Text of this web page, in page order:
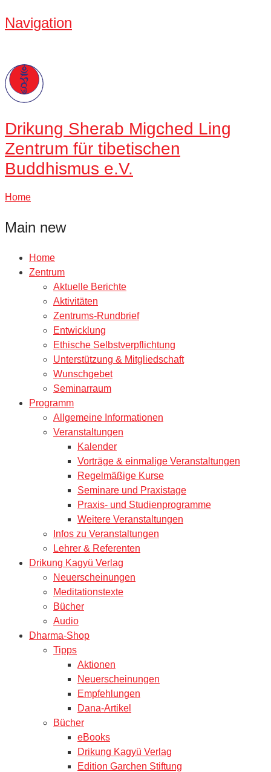
Navigation
Drikung Sherab Migched Ling
Zentrum für tibetischen
Buddhismus e.V.
Home
Main new
Home
Zentrum
Aktuelle Berichte
Aktivitäten
Zentrums-Rundbrief
Entwicklung
Ethische Selbstverpflichtung
Unterstützung & Mitgliedschaft
Wunschgebet
Seminarraum
Programm
Allgemeine Informationen
Veranstaltungen
Kalender
Vorträge & einmalige Veranstaltungen
Regelmäßige Kurse
Seminare und Praxistage
Praxis- und Studienprogramme
Weitere Veranstaltungen
Infos zu Veranstaltungen
Lehrer & Referenten
Drikung Kagyü Verlag
Neuerscheinungen
Meditationstexte
Bücher
Audio
Dharma-Shop
Tipps
Aktionen
Neuerscheinungen
Empfehlungen
Dana-Artikel
Bücher
eBooks
Drikung Kagyü Verlag
Edition Garchen Stiftung